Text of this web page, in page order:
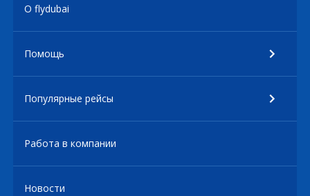
О flydubai
Помощь
Популярные рейсы
Работа в компании
Новости